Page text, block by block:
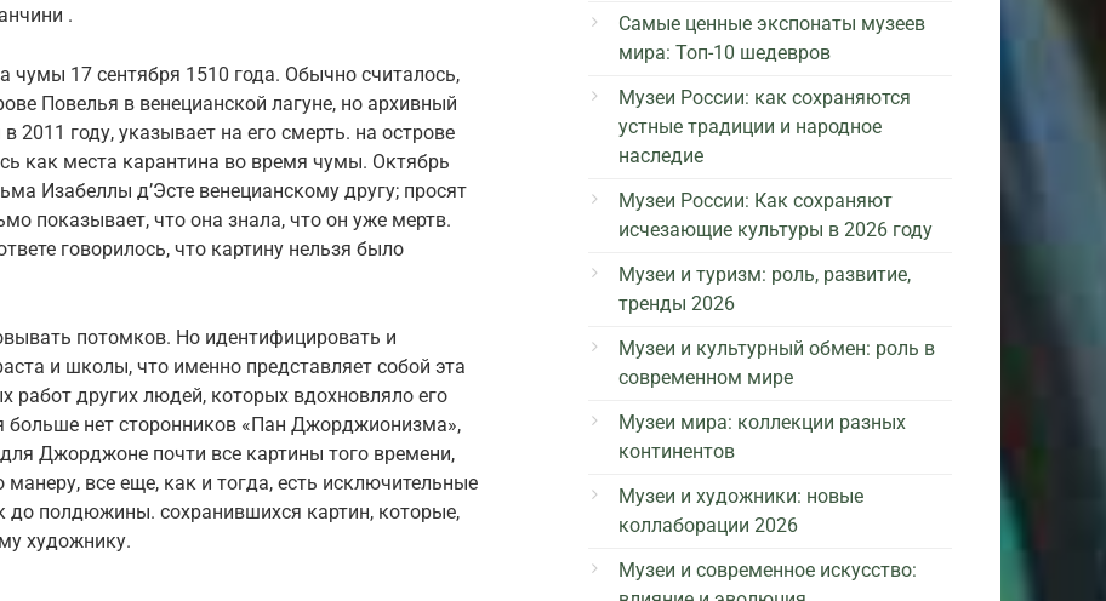
.
17 сентября 1510 года. Обычно считалось,
Повелья в венецианской лагуне, но архивный
2011 году, указывает на его смерть. на острове
как места карантина во время чумы. Октябрь
Изабеллы д’Эсте венецианскому другу; просят
показывает, что она знала, что он уже мертв.
говорилось, что картину нельзя было
потомков. Но идентифицировать и
и школы, что именно представляет собой эта
работ других людей, которых вдохновляло его
больше нет сторонников «Пан Джорджионизма»,
Джорджоне почти все картины того времени,
все еще, как и тогда, есть исключительные
до полдюжины. сохранившихся картин, которые,
художнику.
Самые ценные экспонаты музеев
мира: Топ-10 шедевров
Музеи России: как сохраняются
устные традиции и народное
наследие
Музеи России: Как сохраняют
исчезающие культуры в 2026 году
Музеи и туризм: роль, развитие,
тренды 2026
Музеи и культурный обмен: роль в
современном мире
Музеи мира: коллекции разных
континентов
Музеи и художники: новые
коллаборации 2026
Музеи и современное искусство: